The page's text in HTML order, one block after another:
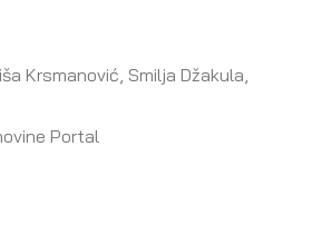
Krsmanović, Smilja Džakula,
Portal